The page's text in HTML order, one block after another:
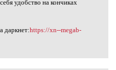
удобство на кончиках
даркнет:https://xn--megab-